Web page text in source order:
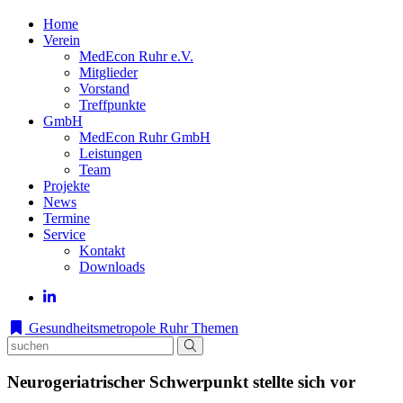
Home
Verein
MedEcon Ruhr e.V.
Mitglieder
Vorstand
Treffpunkte
GmbH
MedEcon Ruhr GmbH
Leistungen
Team
Projekte
News
Termine
Service
Kontakt
Downloads
Gesundheitsmetropole Ruhr Themen
Neurogeriatrischer Schwerpunkt stellte sich vor